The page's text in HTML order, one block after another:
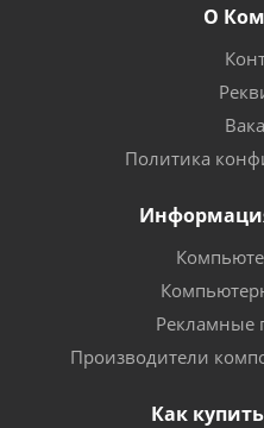
О
Политика
Рекламные
Производители
Как